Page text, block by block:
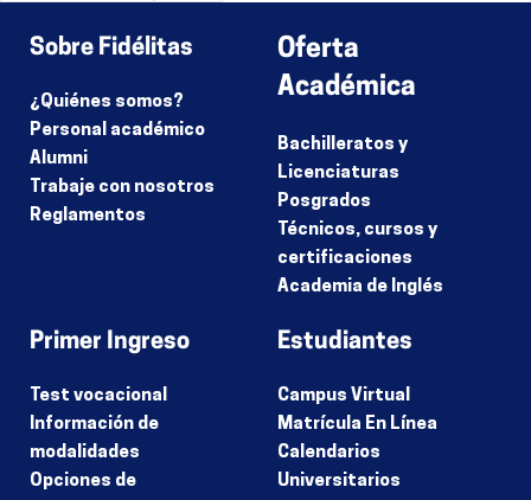
Sobre Fidélitas
¿Quiénes somos?
Personal académico
Alumni
Trabaje con nosotros
Reglamentos
Oferta
Académica
Bachilleratos y
Licenciaturas
Posgrados
Técnicos, cursos y
certificaciones
Academia de Inglés
Primer Ingreso
Test vocacional
Información de
modalidades
Opciones de
Estudiantes
Campus Virtual
Matrícula En Línea
Calendarios
Universitarios